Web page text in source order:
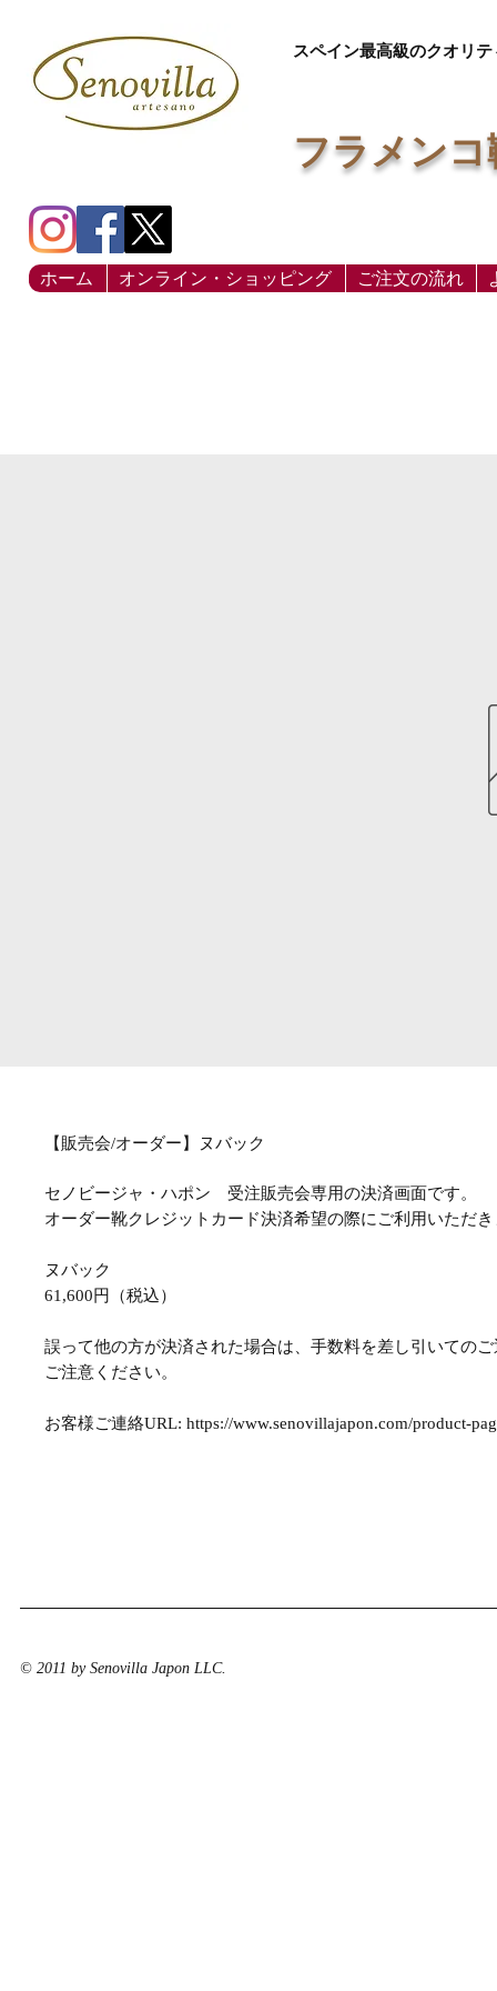
スペイン最高級のクオリ
フラメン
ホーム オンライン・ショッピング ご注文の流れ
【販売会/オーダー】ヌバック
セノビージャ・ハポン 受注販売会専用の決済画面です。
オーダー靴クレジットカード決済希望の際にご利用いただ
ヌバック
61,600円（税込）
誤って他の方が決済された場合は、手数料を差し引いての
ご注意ください。
お客様ご連絡URL: https://www.senovillajapon.com/product-
© 2011 by Senovilla Japon LLC.